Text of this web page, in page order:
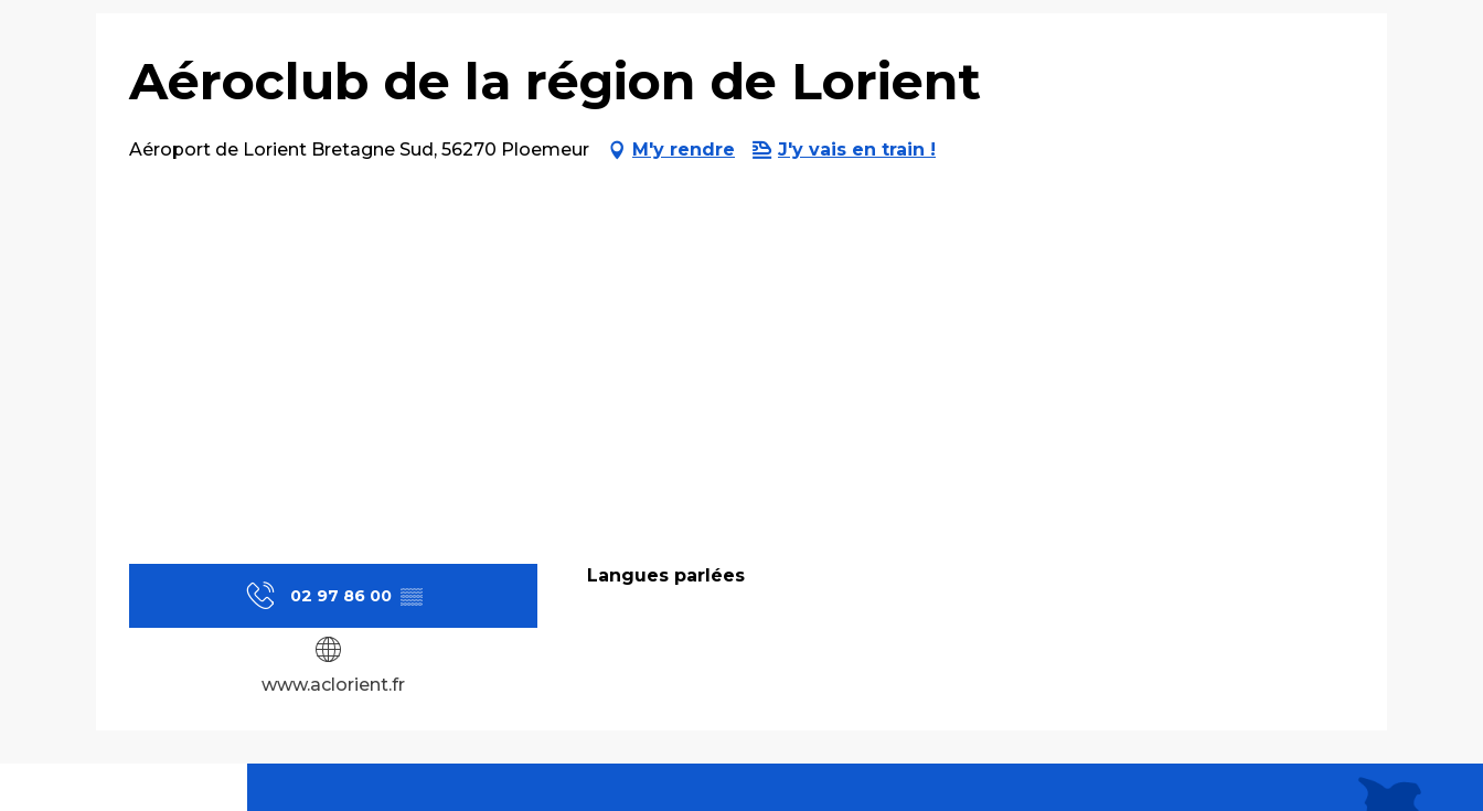
Aéroclub de la région de Lorient
Aéroport de Lorient Bretagne Sud, 56270 Ploemeur M'y rendre J'y vais en train !
02 97 86 00 ▒▒
www.aclorient.fr
Langues parlées
Langues parlées